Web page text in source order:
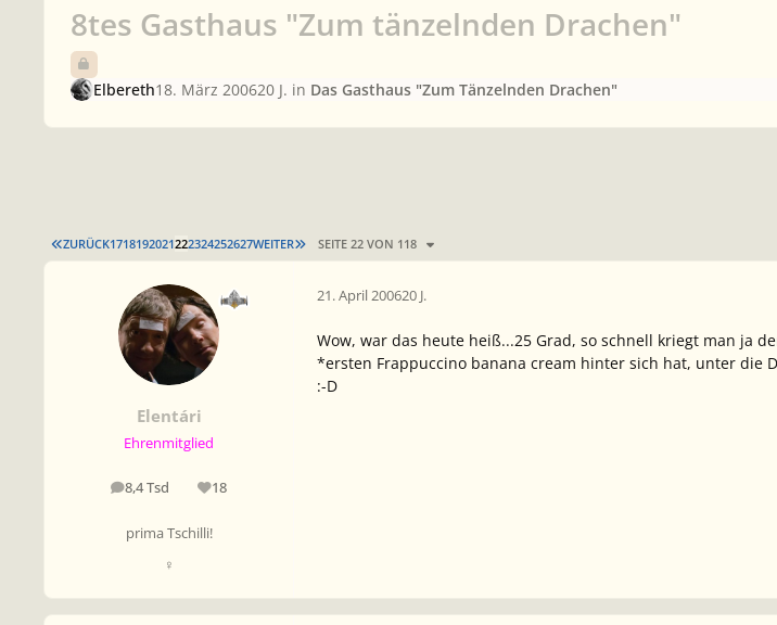
8tes Gasthaus "Zum tänzelnden Drachen"
Elbereth18. März 200620 J. in Das Gasthaus "Zum Tänzelnden Drachen"
ERSTE SEITE
ZURÜCK1718192021222324252627WEITER LETZTE SEITE
SEITE 22 VON 118
Elentári
Ehrenmitglied
8,4 Tsd
Beiträge 18
Reputation
prima Tschilli!
♀
21. April 200620 J.
Wow, war das heute heiß...25 Grad, so schnell kriegt man ja
*ersten Frappuccino banana cream hinter sich hat, unter die
:-D